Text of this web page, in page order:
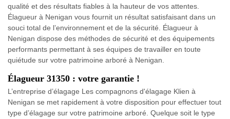
qualité et des résultats fiables à la hauteur de vos attentes.
Élagueur à Nenigan vous fournit un résultat satisfaisant dans un
souci total de l’environnement et de la sécurité. Élagueur à
Nenigan dispose des méthodes de sécurité et des équipements
performants permettant à ses équipes de travailler en toute
quiétude sur votre patrimoine arboré à Nenigan.
Élagueur 31350 : votre garantie !
L’entreprise d’élagage Les compagnons d'élagage Klien à
Nenigan se met rapidement à votre disposition pour effectuer tout
type d’élagage sur votre patrimoine arboré. Quelque soit le type